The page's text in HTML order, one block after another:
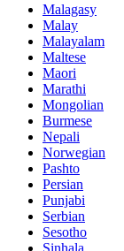
Malagasy
Malay
Malayalam
Maltese
Maori
Marathi
Mongolian
Burmese
Nepali
Norwegian
Pashto
Persian
Punjabi
Serbian
Sesotho